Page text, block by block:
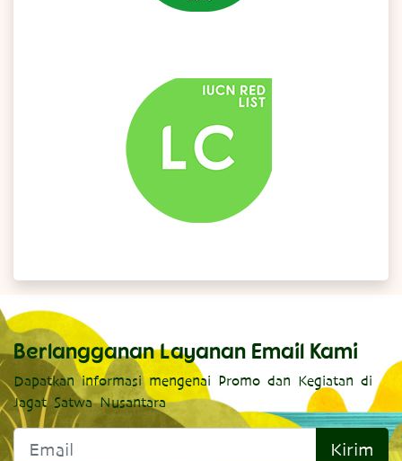
Berlangganan Layanan Email Kami
Dapatkan informasi mengenai Promo dan Kegiatan di
Jagat Satwa Nusantara
Kirim